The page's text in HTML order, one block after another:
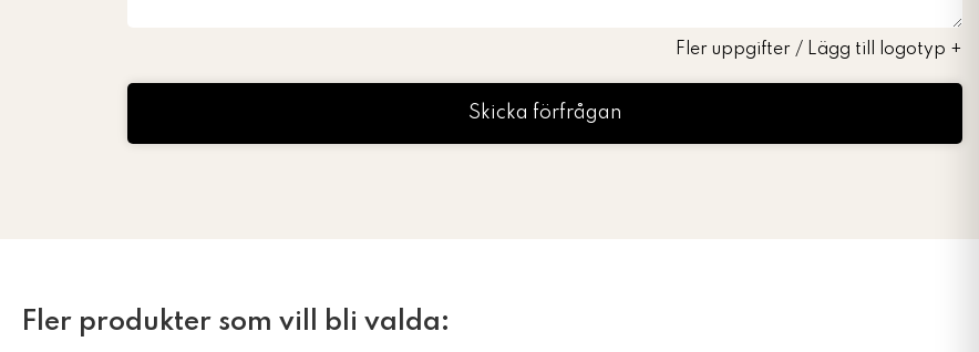
Fler uppgifter / Lägg till logotyp +
Skicka förfrågan
Fler produkter som vill bli valda: